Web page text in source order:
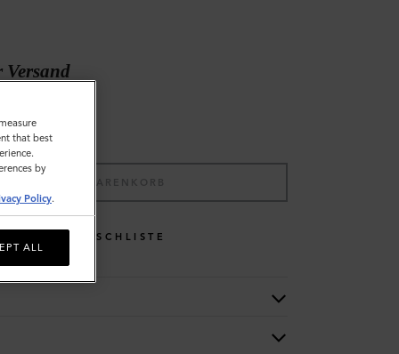
Versand
IN DEN WARENKORB
WUNSCHLISTE
that best
by
Policy.
ALL